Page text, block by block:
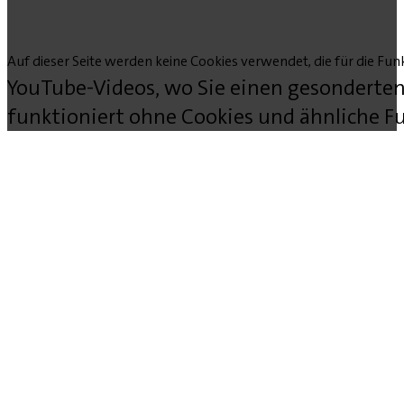
Auf dieser Seite werden keine Cookies verwendet, die für die
YouTube-Videos, wo Sie einen
funktioniert ohne Cookies und ähnliche